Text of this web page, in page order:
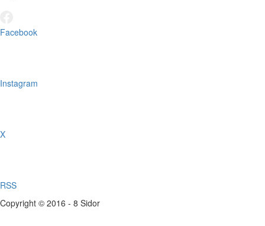
Facebook
Instagram
X
RSS
Copyright © 2016 - 8 Sidor